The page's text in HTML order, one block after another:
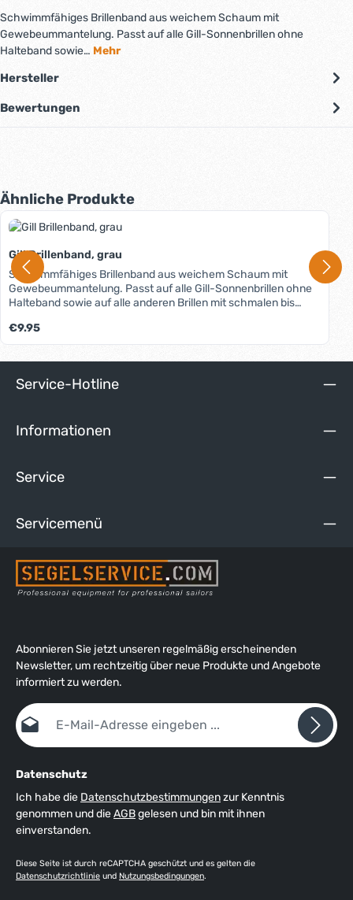
Schwimmfähiges Brillenband aus weichem Schaum mit
Gewebeummantelung. Passt auf alle Gill-Sonnenbrillen ohne
Halteband sowie… Mehr
Hersteller
Bewertungen
Produktgalerie überspringen
Ähnliche Produkte
Gill Brillenband, grau
Schwimmfähiges Brillenband aus weichem Schaum mit
Gewebeummantelung. Passt auf alle Gill-Sonnenbrillen ohne
Halteband sowie auf alle anderen Brillen mit schmalen bis
Regulärer Preis:
€9.95
Service-Hotline
Informationen
Service
Servicemenü
Abonnieren Sie jetzt unseren regelmäßig erscheinenden
Newsletter, um rechtzeitig über neue Produkte und Angebote
informiert zu werden.
E-Mail-Adresse*
Datenschutz
Ich habe die Datenschutzbestimmungenzur Kenntnis
genommen und dieAGBgelesen und bin mit ihnen
einverstanden.
Diese Seite ist durch reCAPTCHA geschützt und es gelten die
Datenschutzrichtlinie und Nutzungsbedingungen.